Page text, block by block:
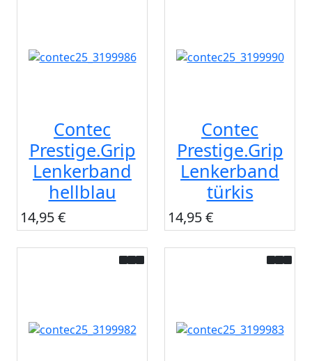
Contec
Prestige.Grip
Lenkerband
hellblau
14,95 €
Contec
Prestige.Grip
Lenkerband
türkis
14,95 €